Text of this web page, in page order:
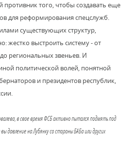
противник того, чтобы создавать еще
для реформирования спецслужб.
существующих структур,
жестко выстроить систему - от
региональных звеньев. И
политической волей, понятной
и президентов республик,
в свое время ФСБ активно пытался подмять под
давление на Лубянку со стороны БАБа или других